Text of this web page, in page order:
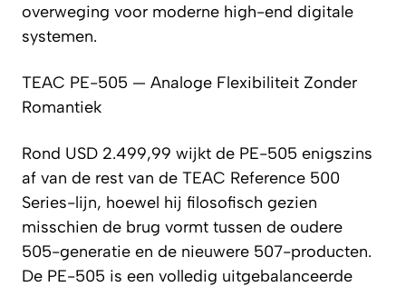
overweging voor moderne high-end digitale
systemen.
TEAC PE-505 — Analoge Flexibiliteit Zonder
Romantiek
Rond USD 2.499,99 wijkt de PE-505 enigszins
af van de rest van de TEAC Reference 500
Series-lijn, hoewel hij filosofisch gezien
misschien de brug vormt tussen de oudere
505-generatie en de nieuwere 507-producten.
De PE-505 is een volledig uitgebalanceerde